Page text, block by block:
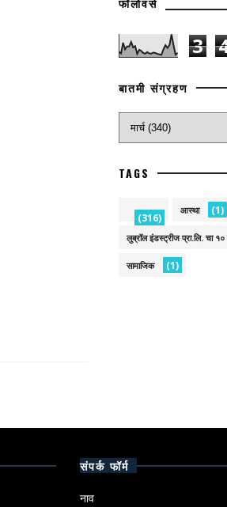
3
बातमी संग्रहण
TAGS
(316)
आस्था (1)
लुब्रॉल इंडस्ट्रीज प्रा.लि. चा १०
सामाजिक (1)
संपर्क फॉर्म
नाव